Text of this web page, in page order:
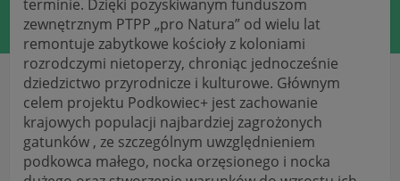
terminie. Dzięki pozyskiwanym funduszom
zewnętrznym PTPP„pro Natura” od wielu lat
remontuje zabytkowe kościoły z koloniami
rozrodczymi nietoperzy, chroniąc jednocześnie
dziedzictwo przyrodnicze i kulturowe. Głównym
celem projektu Podkowiec+ jest zachowanie
krajowych populacji najbardziej zagrożonych
gatunków , ze szczególnym uwzględnieniem
podkowca małego, nocka orzęsionego i nocka